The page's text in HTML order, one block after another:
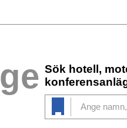
Sök hotell,